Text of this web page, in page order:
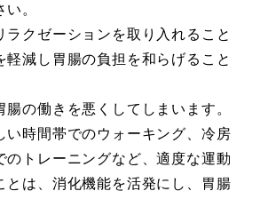
。
ラクゼーションを取り入れること
軽減し胃腸の負担を和らげること
腸の働きを悪くしてしまいます。
い時間帯でのウォーキング、冷房
のトレーニングなど、適度な運動
とは、消化機能を活発にし、胃腸